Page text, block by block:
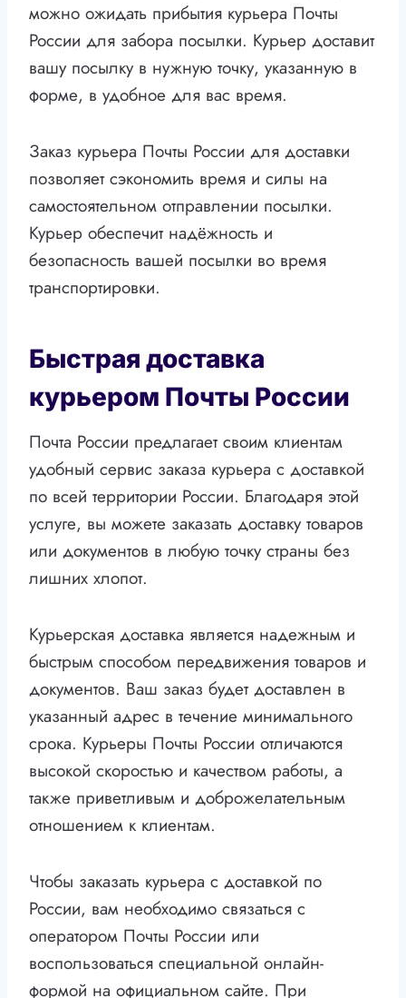
можно ожидать прибытия курьера Почты
России для забора посылки. Курьер доставит
вашу посылку в нужную точку, указанную в
форме, в удобное для вас время.
Заказ курьера Почты России для доставки
позволяет сэкономить время и силы на
самостоятельном отправлении посылки.
Курьер обеспечит надёжность и
безопасность вашей посылки во время
транспортировки.
Быстрая доставка
курьером Почты России
Почта России предлагает своим клиентам
удобный сервис заказа курьера с доставкой
по всей территории России. Благодаря этой
услуге, вы можете заказать доставку товаров
или документов в любую точку страны без
лишних хлопот.
Курьерская доставка является надежным и
быстрым способом передвижения товаров и
документов. Ваш заказ будет доставлен в
указанный адрес в течение минимального
срока. Курьеры Почты России отличаются
высокой скоростью и качеством работы, а
также приветливым и доброжелательным
отношением к клиентам.
Чтобы заказать курьера с доставкой по
России, вам необходимо связаться с
оператором Почты России или
воспользоваться специальной онлайн-
формой на официальном сайте. При